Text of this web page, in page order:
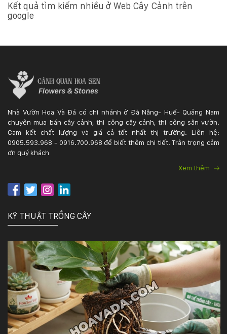
Kết quả tìm kiếm nhiều ở Web Cây Cảnh trên
google
Nhà Vườn Hoa Và Đá có chi nhánh ở Đà Nẵng- Huế- Quảng Nam
chuyên mua bán cây cảnh, thi công cây cảnh, thi công sân vườn.
Cam kết chất lượng và giá cả tốt nhất thị trường. Liên hệ:
0905.593.968 - 0916.700.968 để biết thêm chi tiết. Trân trọng cảm
ơn quý khách
Xem thêm
KỸ THUẬT TRỒNG CÂY